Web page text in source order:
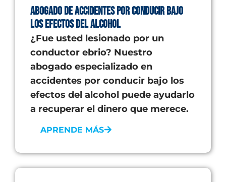
Abogado de Accidentes por Conducir Bajo
los Efectos del Alcohol
¿Fue usted lesionado por un
conductor ebrio? Nuestro
abogado especializado en
accidentes por conducir bajo los
efectos del alcohol puede ayudarlo
a recuperar el dinero que merece.
APRENDE MÁS